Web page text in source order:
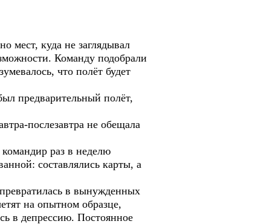
мест, куда не заглядывал
Команду подобрали
что полёт будет
предварительный полёт,
послезавтра не обещала
раз в неделю
составлялись карты, а
в вынужденных
на опытном образце,
в депрессию. Постоянное